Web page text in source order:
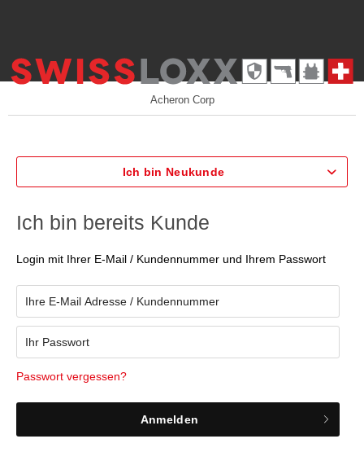
Acheron Corp
Ich bin Neukunde
Ich bin bereits Kunde
Login mit Ihrer E-Mail / Kundennummer und Ihrem Passwort
Passwort vergessen?
Anmelden